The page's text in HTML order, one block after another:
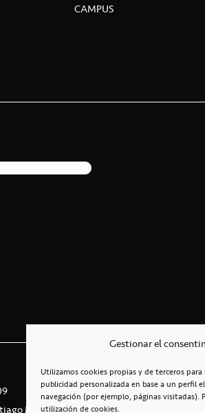
Gestionar el
Utilizamos cookies propias y de terceros
publicidad personalizada en base a un perfil
navegación (por ejemplo, páginas visitadas).
utilización de cookies.
CAMPUS